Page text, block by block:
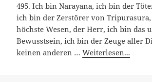
495. Ich bin Narayana, ich bin der
ich bin der Zerstörer von
höchste Wesen, der Herr, ich bin das
Bewusstsein, ich bin der Zeuge aller
keinen anderen …Weiterlesen...